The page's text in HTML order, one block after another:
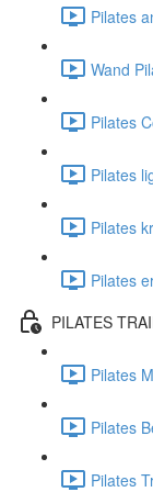
Pilates
Wand
Pilates
Pilates
Pilates
Pilates
PILATES
Pilates
Pilates
Pilates